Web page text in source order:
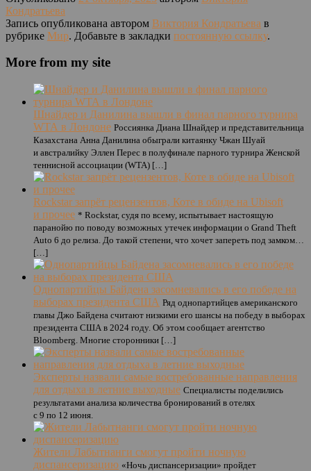
Кондратьева
Запись опубликована автором Виктория Кондратьева в
рубрике Мир. Добавьте в закладки постоянную ссылку.
More from my site
Шнайдер и Данилина вышли в финал парного турнира
WTA в Лондоне Россиянка Диана Шнайдер и представительница
Казахстана Анна Данилина обыграли китаянку Чжан Шуай
и австралийку Эллен Перес в полуфинале парного турнира Женской
теннисной ассоциации (WTA) […]
Rockstar запрёт рецензентов, Коте в обиде на Ubisoft
и прочее * Rockstar, судя по всему, испытывает настоящую
паранойю по поводу возможных утечек информации о Grand Theft
Auto 6 до релиза. До такой степени, что хочет запереть под замком…
[…]
Однопартийцы Байдена засомневались в его победе на
выборах президента США Ряд однопартийцев американского
главы Джо Байдена считают низкими его шансы на победу в выборах
президента США в 2024 году. Об этом сообщает агентство
Bloomberg. Многие сторонники […]
Эксперты назвали самые востребованные направления
для отдыха в летние выходные Специалисты поделились
результатами анализа количества бронирований в отелях
с 9 по 12 июня.
Жители Лабытнанги смогут пройти ночную
диспансеризацию «Ночь диспансеризации» пройдет